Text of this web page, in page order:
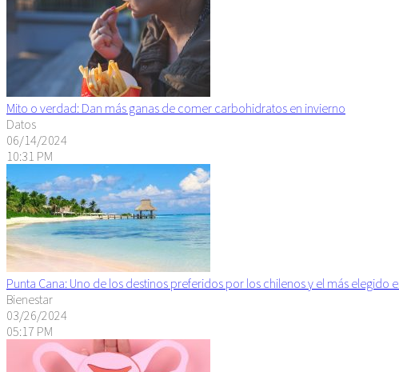
Mito o verdad: Dan más ganas de comer carbohidratos en invierno
Datos
06/14/2024
10:31 PM
Punta Cana: Uno de los destinos preferidos por los chilenos y el más elegido
Bienestar
03/26/2024
05:17 PM